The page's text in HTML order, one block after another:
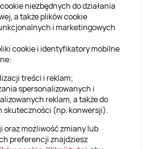
niezbędnych do działania
a także plików cookie
i marketingowych
cookie i identyfikatory mobilne
treści i reklam;
spersonalizowanych i
reklam, a także do
skuteczności (np. konwersji).
oraz możliwość zmiany lub
preferencji znajdziesz